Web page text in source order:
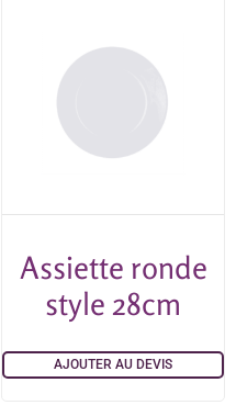
Assiette ronde
style 28cm
AJOUTER AU DEVIS